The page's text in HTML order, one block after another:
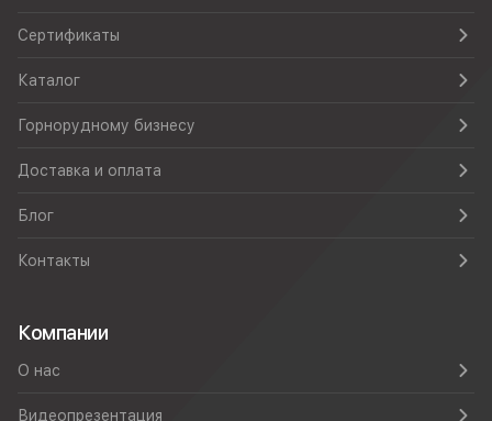
Сертификаты
Каталог
Горнорудному бизнесу
Доставка и оплата
Блог
Контакты
Компании
О нас
Видеопрезентация